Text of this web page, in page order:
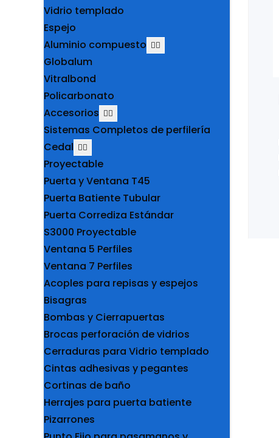
Vidrio templado
Espejo
Aluminio compuesto
Globalum
Vitralbond
Policarbonato
Accesorios
Sistemas Completos de perfilería
Cedal
Proyectable
Puerta y Ventana T45
Puerta Batiente Tubular
Puerta Corrediza Estándar
S3000 Proyectable
Ventana 5 Perfiles
Ventana 7 Perfiles
Acoples para repisas y espejos
Bisagras
Bombas y Cierrapuertas
Brocas perforación de vidrios
Cerraduras para Vidrio templado
Cintas adhesivas y pegantes
Cortinas de baño
Herrajes para puerta batiente
Pizarrones